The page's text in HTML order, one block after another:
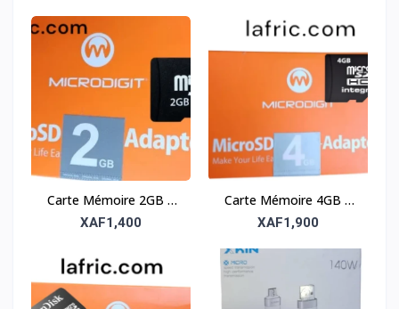
professionnelle
Carte Mémoire 2GB –
Stockage compact et
XAF1,400
Carte Mémoire 4GB –
Stockage compact et
XAF1,900